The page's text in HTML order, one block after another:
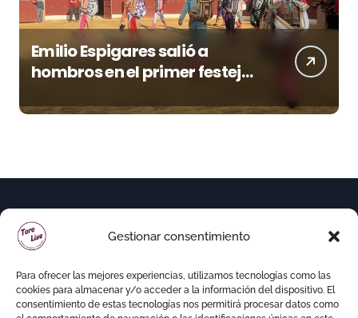
Gestionar consentimiento
Para ofrecer las mejores experiencias, utilizamos tecnologías como las
cookies para almacenar y/o acceder a la información del dispositivo. El
consentimiento de estas tecnologías nos permitirá procesar datos como
Emilio Espigares salió a
hombros en el primer festejo
la Feria de Gor